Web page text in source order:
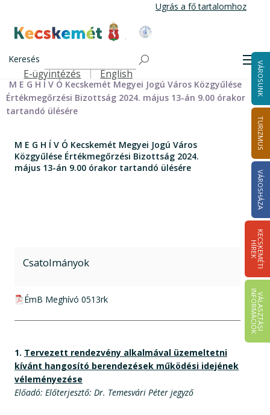
tartalomra
Ugrás a fő tartalomhoz
Kecskemét Város Honlapja
Keresés
Felső navigáció
E-ügyintézés English VÁROSUNK
TURIZMUS
VÁROSHÁZA
K
E
C
S
K
E
M
É
T
I
HÍ
R
E
K
V
Á
L
A
S
Z
T
Á
S
I
IN
F
O
R
M
Á
C
I
Ó
K
Önkormányzat
Bizottságok 2014-2024
Értékmegőrzési Bizottság 2014-2024
Értékmegőrzési Bizottság meghívói 2019-2024
M E G H Í V Ó Kecskemét Megyei Jogú Város Közgyűlése
Értékmegőrzési Bizottság 2024. május 13-án 9.00 órakor
tartandó ülésére
M E G H Í V Ó Kecskemét Megyei Jogú Város
Közgyűlése Értékmegőrzési Bizottság 2024.
május 13-án 9.00 órakor tartandó ülésére
Csatolmányok
pdf csatolmány:
ÉmB Meghívó 0513rk
1. Tervezett rendezvény alkalmával üzemeltetni
kívánt hangosító berendezések működési idejének
véleményezése
Előadó: Előterjesztő: Dr. Temesvári Péter jegyző